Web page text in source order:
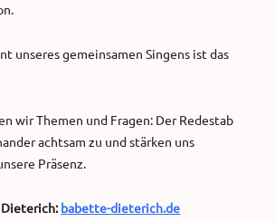
unseres gemeinsamen Singens ist das
wir Themen und Fragen: Der Redestab
achtsam zu und stärken uns
Präsenz.
babette-dieterich.de